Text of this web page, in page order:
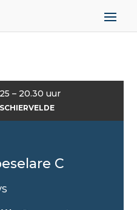
– 20.30 uur
C